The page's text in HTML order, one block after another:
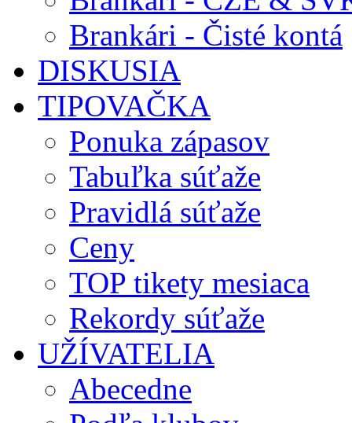
Brankári - Čisté kontá
DISKUSIA
TIPOVAČKA
Ponuka zápasov
Tabuľka súťaže
Pravidlá súťaže
Ceny
TOP tikety mesiaca
Rekordy súťaže
UŽÍVATELIA
Abecedne